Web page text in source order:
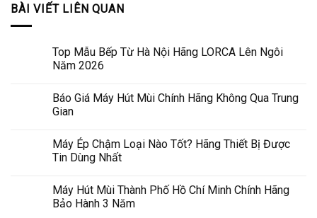
BÀI VIẾT LIÊN QUAN
Top Mẫu Bếp Từ Hà Nội Hãng LORCA Lên Ngôi
Năm 2026
Báo Giá Máy Hút Mùi Chính Hãng Không Qua Trung
Gian
Máy Ép Chậm Loại Nào Tốt? Hãng Thiết Bị Được
Tin Dùng Nhất
Máy Hút Mùi Thành Phố Hồ Chí Minh Chính Hãng
Bảo Hành 3 Năm